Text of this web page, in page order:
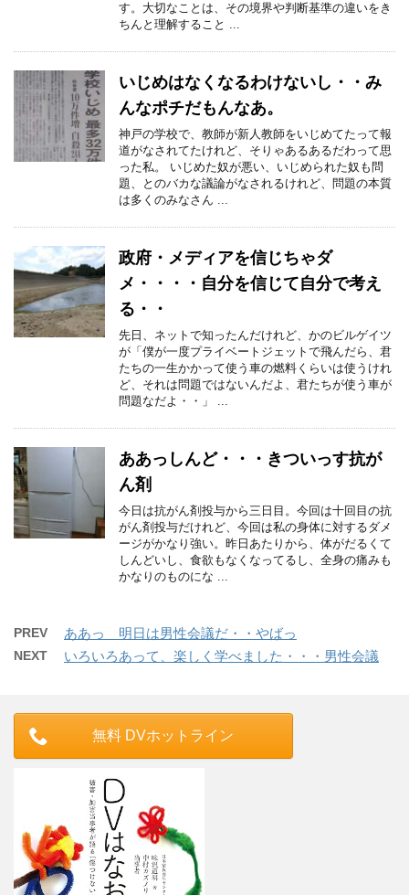
す。大切なことは、その境界や判断基準の違いをき
ちんと理解すること ...
いじめはなくなるわけないし・・み
んなポチだもんなあ。
神戸の学校で、教師が新人教師をいじめてたって報
道がなされてたけれど、そりゃあるあるだわって思
った私。 いじめた奴が悪い、いじめられた奴も問
題、とのバカな議論がなされるけれど、問題の本質
は多くのみなさん ...
政府・メディアを信じちゃダ
メ・・・・自分を信じて自分で考え
る・・
先日、ネットで知ったんだけれど、かのビルゲイツ
が「僕が一度プライベートジェットで飛んだら、君
たちの一生かかって使う車の燃料くらいは使うけれ
ど、それは問題ではないんだよ、君たちが使う車が
問題なだよ・・」 ...
ああっしんど・・・きついっす抗が
ん剤
今日は抗がん剤投与から三日目。今回は十回目の抗
がん剤投与だけれど、今回は私の身体に対するダメ
ージがかなり強い。昨日あたりから、体がだるくて
しんどいし、食欲もなくなってるし、全身の痛みも
かなりのものにな ...
PREV ああっ 明日は男性会議だ・・やばっ
NEXT いろいろあって、楽しく学べました・・・男性会議
無料 DVホットライン